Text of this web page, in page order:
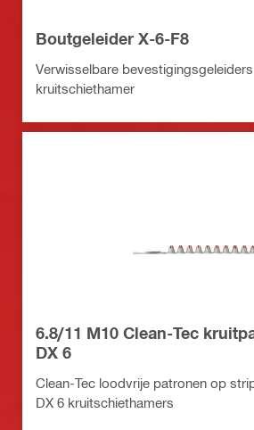
Boutgeleider X-6-F8
Verwisselbare
kruitschiethamer
6.8/11 M10 Clean-Tec
DX 6
Clean-Tec loodvrije patronen op
DX 6 kruitschiethamers